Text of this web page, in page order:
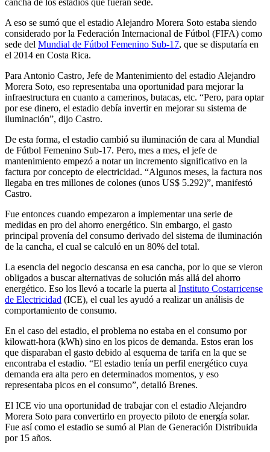
cancha de los estadios que fueran sede.
A eso se sumó que el estadio Alejandro Morera Soto estaba siendo
considerado por la Federación Internacional de Fútbol (FIFA) como
sede del Mundial de Fútbol Femenino Sub-17, que se disputaría en
el 2014 en Costa Rica.
Para Antonio Castro, Jefe de Mantenimiento del estadio Alejandro
Morera Soto, eso representaba una oportunidad para mejorar la
infraestructura en cuanto a camerinos, butacas, etc. “Pero, para optar
por ese dinero, el estadio debía invertir en mejorar su sistema de
iluminación”, dijo Castro.
De esta forma, el estadio cambió su iluminación de cara al Mundial
de Fútbol Femenino Sub-17. Pero, mes a mes, el jefe de
mantenimiento empezó a notar un incremento significativo en la
factura por concepto de electricidad. “Algunos meses, la factura nos
llegaba en tres millones de colones (unos US$ 5.292)”, manifestó
Castro.
Fue entonces cuando empezaron a implementar una serie de
medidas en pro del ahorro energético. Sin embargo, el gasto
principal provenía del consumo derivado del sistema de iluminación
de la cancha, el cual se calculó en un 80% del total.
La esencia del negocio descansa en esa cancha, por lo que se vieron
obligados a buscar alternativas de solución más allá del ahorro
energético. Eso los llevó a tocarle la puerta al Instituto Costarricense
de Electricidad (ICE), el cual les ayudó a realizar un análisis de
comportamiento de consumo.
En el caso del estadio, el problema no estaba en el consumo por
kilowatt-hora (kWh) sino en los picos de demanda. Estos eran los
que disparaban el gasto debido al esquema de tarifa en la que se
encontraba el estadio. “El estadio tenía un perfil energético cuya
demanda era alta pero en determinados momentos, y eso
representaba picos en el consumo”, detalló Brenes.
El ICE vio una oportunidad de trabajar con el estadio Alejandro
Morera Soto para convertirlo en proyecto piloto de energía solar.
Fue así como el estadio se sumó al Plan de Generación Distribuida
por 15 años.